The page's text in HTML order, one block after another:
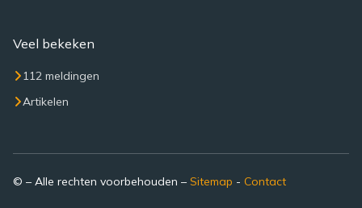
Veel bekeken
112 meldingen
Artikelen
© – Alle rechten voorbehouden – Sitemap - Contact